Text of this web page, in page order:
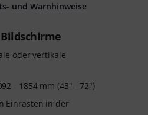
oder vertikale
- 1854 mm (43" - 72")
Einrasten in der
und Warnhinweise